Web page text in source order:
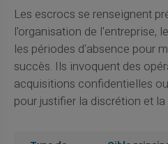
Les escrocs se renseignent
l'organisation de l'entreprise,
les périodes d'absence pour
succès. Ils invoquent des
acquisitions confidentielles
pour justifier la discrétion et